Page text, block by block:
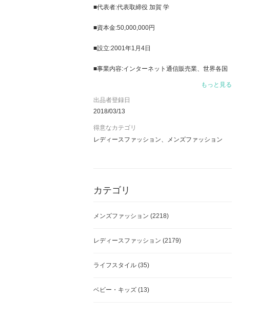
■代表者:代表取締役 加賀 学
■資本金:50,000,000円
■設立:2001年1月4日
■事業内容:インターネット通信販売業、世界各国
■主要仕入先：主にヨーロッパ各国からの直接仕
入
■国内取引先：株式会社カイタックインターナシ
ョナル、株式会社ウエニ貿易、株式会社TNノム
銀行
■顧問関係：弁護士法人 ほくと総合法律事務所、
協会(AACD)(会員番号：R-0146)
もっと見る
出品者登録日
2018/03/13
得意なカテゴリ
レディースファッション、メンズファッション
カテゴリ
メンズファッション (2218)
レディースファッション (2179)
ライフスタイル (35)
ベビー・キッズ (13)